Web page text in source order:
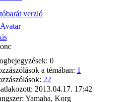
0
a témában: 1
22
2013.04.17. 17:42
Yamaha, Korg
verzió